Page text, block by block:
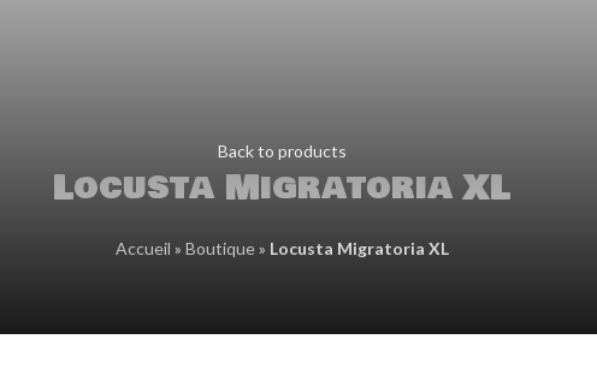
Back to products
Locusta Migratoria XL
Accueil » Boutique» Locusta Migratoria XL